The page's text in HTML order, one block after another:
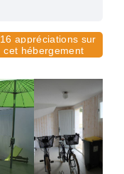
16 appréciations sur
cet hébergement